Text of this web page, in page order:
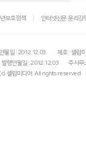
보호정책 인터넷신문 윤리강
월일 : 2012.12.03.
제호 : 셀럽
발행연월일 : 2012.12.03
주사무
셀럽미디어. All rights reserved.